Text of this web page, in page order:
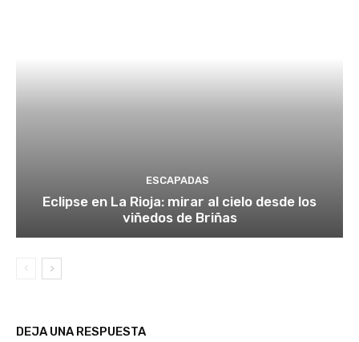
ESCAPADAS
Eclipse en La Rioja: mirar al cielo desde los
viñedos de Briñas
DEJA UNA RESPUESTA